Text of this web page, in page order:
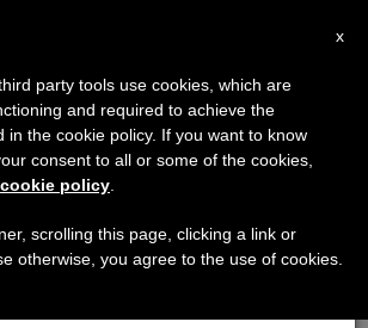
×
al 7 de agosto haremos la pausa
que en el periodo de verano
informaciones y también el
x
party tools use cookies, which are
and required to achieve the
in the cookie policy. If you want to know
consent to all or some of the cookies,
cookie policy
scrolling this page, clicking a link or
otherwise, you agree to the use of cookies.